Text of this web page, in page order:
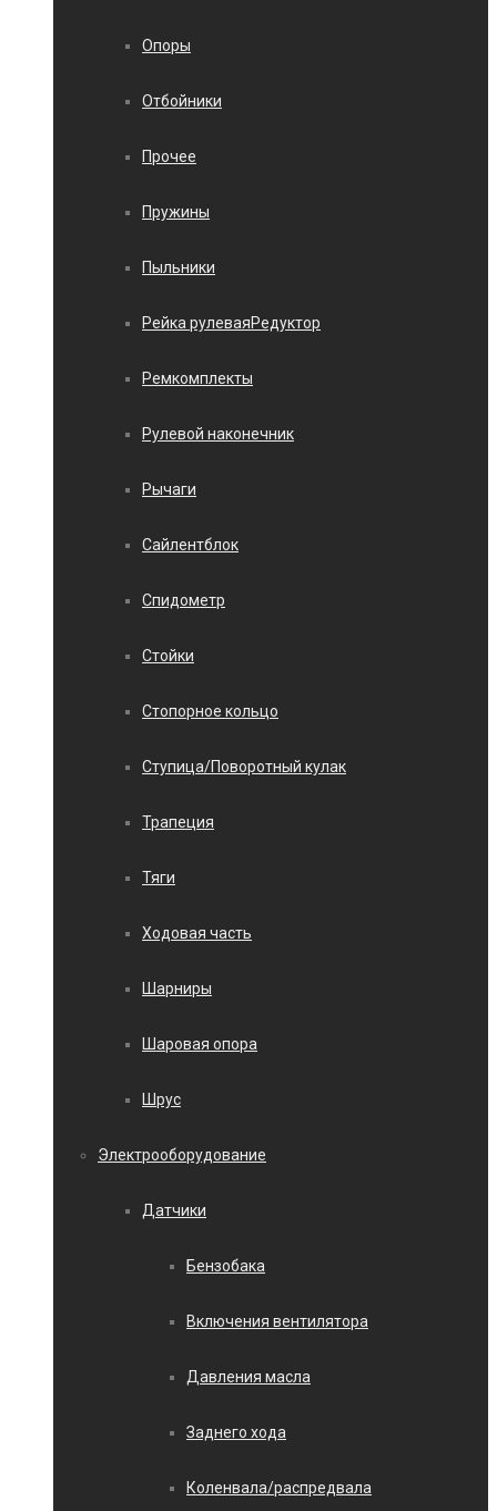
Опоры
Отбойники
Прочее
Пружины
Пыльники
Рейка рулеваяРедуктор
Ремкомплекты
Рулевой наконечник
Рычаги
Сайлентблок
Спидометр
Стойки
Стопорное кольцо
Ступица/Поворотный кулак
Трапеция
Тяги
Ходовая часть
Шарниры
Шаровая опора
Шрус
Электрооборудование
Датчики
Бензобака
Включения вентилятора
Давления масла
Заднего хода
Коленвала/распредвала